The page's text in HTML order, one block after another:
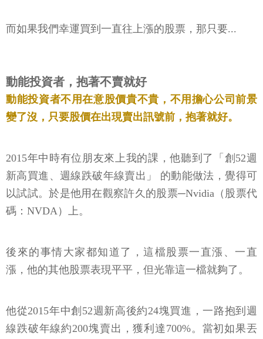
而如果我們幸運買到一直往上漲的股票，那只要...
動能投資者，抱著不賣就好
動能投資者不用在意股價貴不貴，不用擔心公司前景
變了沒，只要股價在出現賣出訊號前，抱著就好。
2015年中時有位朋友來上我的課，他聽到了「創52週
新高買進、週線跌破年線賣出」 的動能做法，覺得可
以試試。於是他用在觀察許久的股票─Nvidia（股票代
碼：NVDA）上。
後來的事情大家都知道了，這檔股票一直漲、一直
漲，他的其他股票表現平平，但光靠這一檔就夠了。
他從2015年中創52週新高後約24塊買進，一路抱到週
線跌破年線約200塊賣出，獲利達700%。當初如果丟